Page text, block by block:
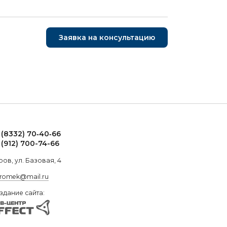
Заявка на консультацию
70‑40‑66
(912) 700-74-66
ул. Базовая, 4
сайта: